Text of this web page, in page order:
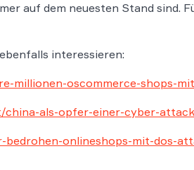
auf dem neuesten Stand
interessieren:
millionen-oscommerce-shops-
als-opfer-einer-cyber-
bedrohen-onlineshops-mit-dos-